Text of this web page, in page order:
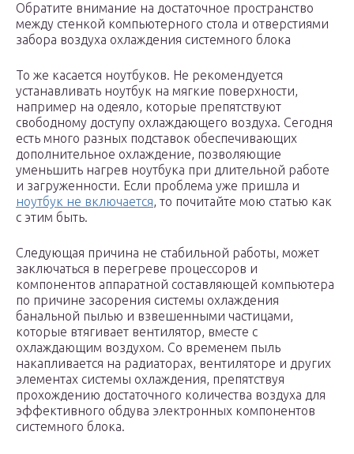
Обратите внимание на достаточное пространство
между стенкой компьютерного стола и отверстиями
забора воздуха охлаждения системного блока
То же касается ноутбуков. Не рекомендуется
устанавливать ноутбук на мягкие поверхности,
например на одеяло, которые препятствуют
свободному доступу охлаждающего воздуха. Сегодня
есть много разных подставок обеспечивающих
дополнительное охлаждение, позволяющие
уменьшить нагрев ноутбука при длительной работе
и загруженности. Если проблема уже пришла и
ноутбук не включается, то почитайте мою статью как
с этим быть.
Следующая причина не стабильной работы, может
заключаться в перегреве процессоров и
компонентов аппаратной составляющей компьютера
по причине засорения системы охлаждения
банальной пылью и взвешенными частицами,
которые втягивает вентилятор, вместе с
охлаждающим воздухом. Со временем пыль
накапливается на радиаторах, вентиляторе и других
элементах системы охлаждения, препятствуя
прохождению достаточного количества воздуха для
эффективного обдува электронных компонентов
системного блока.